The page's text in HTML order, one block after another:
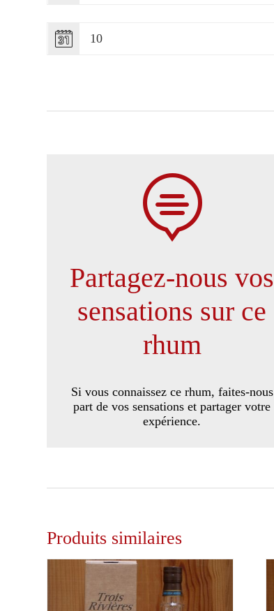
10

Partagez-nous vos
sensations sur ce
rhum
Si vous connaissez ce rhum, faites-nous
part de vos sensations et partager votre
expérience.
Produits similaires